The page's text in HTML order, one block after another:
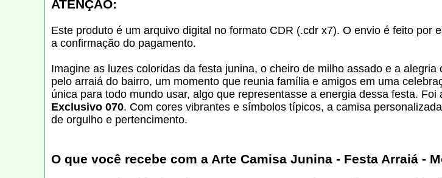
ATENÇÃO:
Este produto é um arquivo digital no formato CDR (.cdr x7). O envio é feito
a confirmação do pagamento.
Imagine as luzes coloridas da festa junina, o cheiro de milho assado e a
pelo arraiá do bairro, um momento que reunia família e amigos em uma
única para todo mundo usar, algo que representasse a energia dessa festa. Foi
Exclusivo 070. Com cores vibrantes e símbolos típicos, a camisa
de orgulho e pertencimento.
O que você recebe com a Arte Camisa Junina - Festa Arraiá -